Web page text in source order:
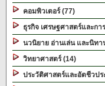
คอมพิวเตอร์ (77)
ธุรกิจ เศรษฐศาสตร์และกา
นวนิยาย อ่านเล่น และนิทา
วิทยาศาสตร์ (14)
ประวัติศาสตร์และอัตชีวปร